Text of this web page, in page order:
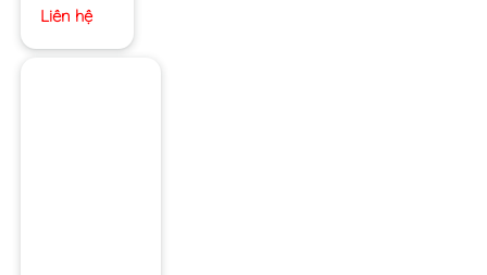
Liên hệ